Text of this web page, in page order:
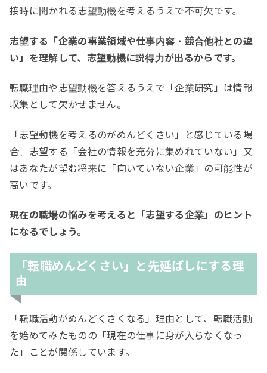
接時に聞かれる志望動機を考えるうえで不可欠です。
志望する「企業の事業領域や仕事内容・競合他社との違
い」を理解して、志望動機に説得力が出るからです。
転職理由や志望動機を答えるうえで「企業研究」は情報
収集として欠かせません。
「志望動機を考えるのがめんどくさい」と感じている場
合、志望する「会社の情報を充分に集めれていない」又
はあなたが望む将来に「向いていない企業」の可能性が
高いです。
現在の職場の悩みを考えると「志望する企業」のヒント
になるでしょう。
「転職めんどくさい」と先延ばしにする理
由
「転職活動がめんどくさくなる」理由として、転職活動
を始めてみたものの「現在の仕事に身が入らなくなっ
た」ことが関係しています。